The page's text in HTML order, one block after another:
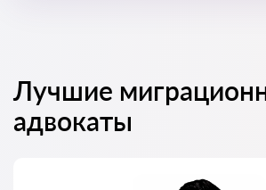
Лучшие
адвокаты